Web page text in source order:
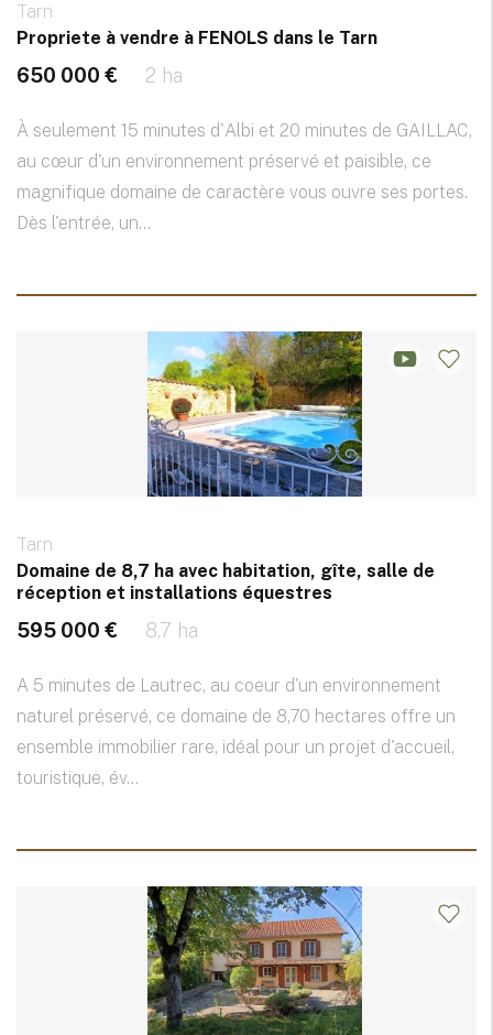
Tarn
Propriete à vendre à FENOLS dans le Tarn
650 000 € 2 ha
À seulement 15 minutes d'Albi et 20 minutes de GAILLAC,
au cœur d'un environnement préservé et paisible, ce
magnifique domaine de caractère vous ouvre ses portes.
Dès l'entrée, un...
Tarn
Domaine de 8,7 ha avec habitation, gîte, salle de
réception et installations équestres
595 000 € 8.7 ha
A 5 minutes de Lautrec, au coeur d'un environnement
naturel préservé, ce domaine de 8,70 hectares offre un
ensemble immobilier rare, idéal pour un projet d'accueil,
touristique, év...